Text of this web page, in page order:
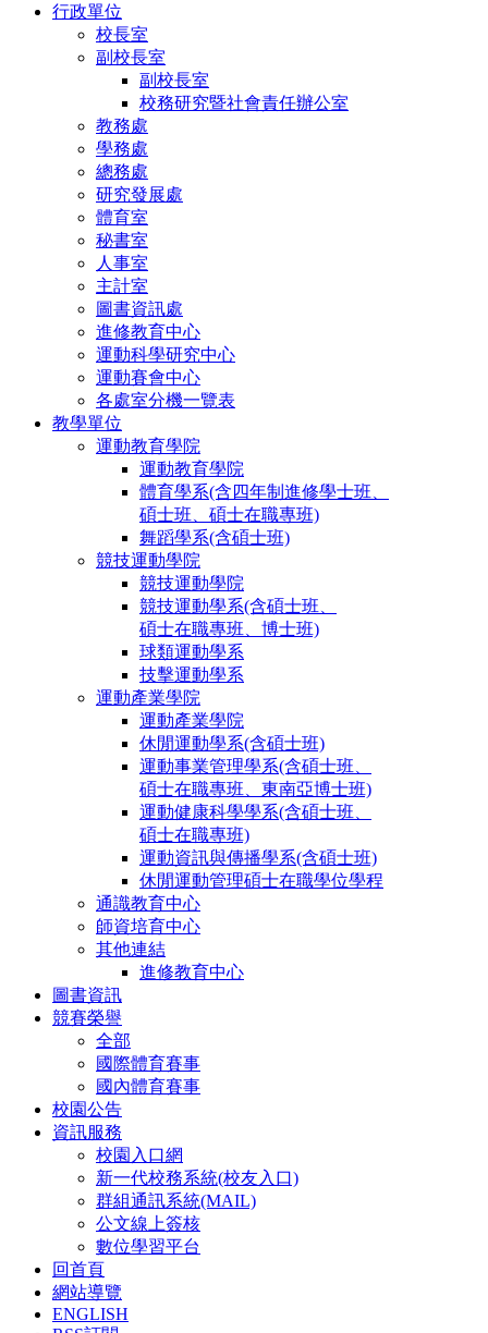
行政單位
校長室
副校長室
副校長室
校務研究暨社會責任辦公室
教務處
學務處
總務處
研究發展處
體育室
秘書室
人事室
主計室
圖書資訊處
進修教育中心
運動科學研究中心
運動賽會中心
各處室分機一覽表
教學單位
運動教育學院
運動教育學院
體育學系(含四年制進修學士班、
碩士班、碩士在職專班)
舞蹈學系(含碩士班)
競技運動學院
競技運動學院
競技運動學系(含碩士班、
碩士在職專班、博士班)
球類運動學系
技擊運動學系
運動產業學院
運動產業學院
休閒運動學系(含碩士班)
運動事業管理學系(含碩士班、
碩士在職專班、東南亞博士班)
運動健康科學學系(含碩士班、
碩士在職專班)
運動資訊與傳播學系(含碩士班)
休閒運動管理碩士在職學位學程
通識教育中心
師資培育中心
其他連結
進修教育中心
圖書資訊
競賽榮譽
全部
國際體育賽事
國內體育賽事
校園公告
資訊服務
校園入口網
新一代校務系統(校友入口)
群組通訊系統(MAIL)
公文線上簽核
數位學習平台
回首頁
網站導覽
ENGLISH